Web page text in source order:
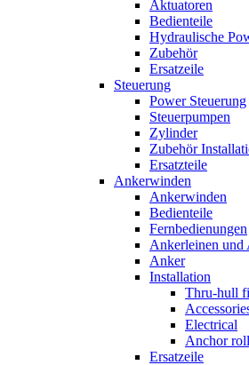
Aktuatoren
Bedienteile
Hydraulische
Zubehör
Ersatzeile
Steuerung
Power Steuerung
Steuerpumpen
Zylinder
Zubehör
Ersatzteile
Ankerwinden
Ankerwinden
Bedienteile
Fernbedienungen
Ankerleinen und
Anker
Installation
Thru-hull
Electrical
Anchor
Ersatzeile